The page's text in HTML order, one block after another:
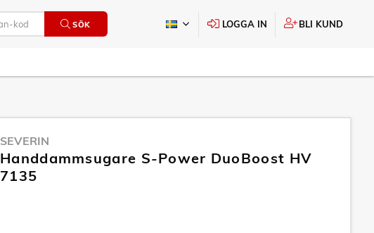
SÖK LOGGA IN BLI KUND
SEVERIN
Handdammsugare S-Power DuoBoost HV
7135